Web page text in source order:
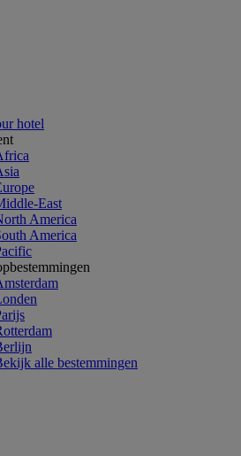
hotel
East
America
America
alle bestemmingen